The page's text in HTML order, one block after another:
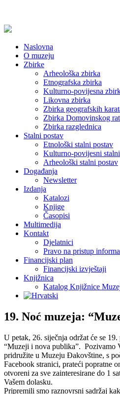
Naslovna
O muzeju
Zbirke
Arheološka zbirka
Etnografska zbirka
Kulturno-povijesna
Likovna zbirka
Zbirka geografskih
Zbirka Domovinskog
Zbirka razglednica
Stalni postav
Etnološki stalni postav
Kulturno-povijesni
Arheološki stalni postav
Događanja
Newsletter
Izdanja
Katalozi
Knjige
Časopisi
Multimedija
Kontakt
Djelatnici
Pravo na pristup
Financijski plan
Financijski izvještaji
Knjižnica
Katalog Knjižnice
19. Noć muzeja:
U petak, 26. siječnja održat će se
“Muzeji i nova publika”. Pozivamo
pridružite u Muzeju Đakovštine, s
Facebook stranici, prateći popratne
otvoreni za sve zainteresirane do 1
Vašem dolasku.
Pripremili smo raznovrsni sadržaj